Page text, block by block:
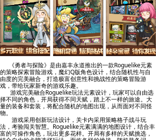
《勇者与探险》是由嘉丰永道推出的一款Roguelike元素
的策略探索冒险游戏，魔幻Q版角色设计，结合随机性与自
由度的完美融合，打造极富创意性和挑战性的策略冒险游
戏，带给玩家新奇的游戏乐趣。
游戏完美融合Roguelike玩法元素设计，玩家可以自由选
择不同的角色，开局获得不同天赋，踏上不一样的旅途。大
量的装备和套装，将配合随机的地图出现，从而面对不同怪
物。
游戏采用创新玩法设计，关卡内采用策略格子战斗玩
法，考验闯关智慧。Roguelike元素满满的地图设计，结合丰
富的可操作角色，玩出更多花样。开局有多样的天赋挑选，